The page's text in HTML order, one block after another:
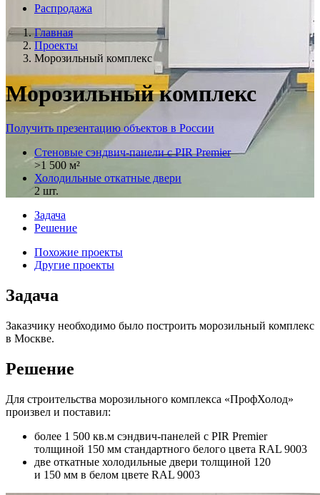
Распродажа
Главная
Проекты
Морозильный комплекс
Морозильный комплекс
Получить презентацию объектов в России
Стеновые сэндвич-панели с PIR Premier
>1 500 м²
Холодильные откатные двери
2 шт.
Задача
Решение
Похожие проекты
Другие проекты
Задача
Заказчику необходимо было построить морозильный комплекс
в Москве.
Решение
Для строительства морозильного комплекса «ПрофХолод»
произвел и поставил:
более 1 500 кв.м сэндвич-панелей с PIR Premier
толщиной 150 мм стандартного белого цвета RAL 9003
две откатные холодильные двери толщиной 120
и 150 мм в белом цвете RAL 9003